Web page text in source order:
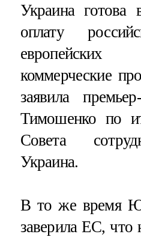
Украина готова
оплату
коммерческие
заявила
Тимошенко по
Совета
Украина.
В то же время
заверила ЕС, что